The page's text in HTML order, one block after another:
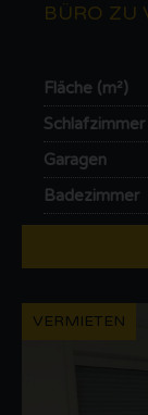
BÜRO ZU
Fläche (m²)
Schlafzimmer
Garagen
Badezimmer
VERMIETEN